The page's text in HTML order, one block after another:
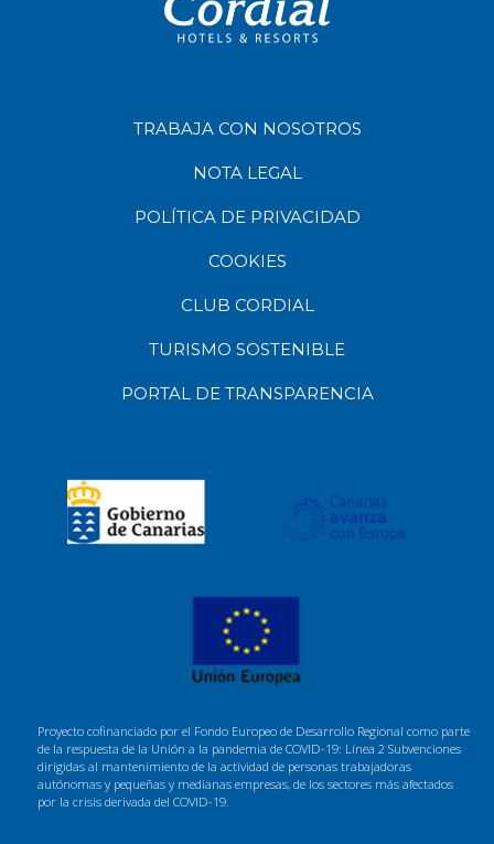
TRABAJA CON NOSOTROS
NOTA LEGAL
POLÍTICA DE PRIVACIDAD
COOKIES
CLUB CORDIAL
TURISMO SOSTENIBLE
PORTAL DE TRANSPARENCIA
Proyecto cofinanciado por el Fondo Europeo de Desarrollo Regional como parte
de la respuesta de la Unión a la pandemia de COVID-19: Línea 2 Subvenciones
dirigidas al mantenimiento de la actividad de personas trabajadoras
autónomas y pequeñas y medianas empresas, de los sectores más afectados
por la crisis derivada del COVID-19.